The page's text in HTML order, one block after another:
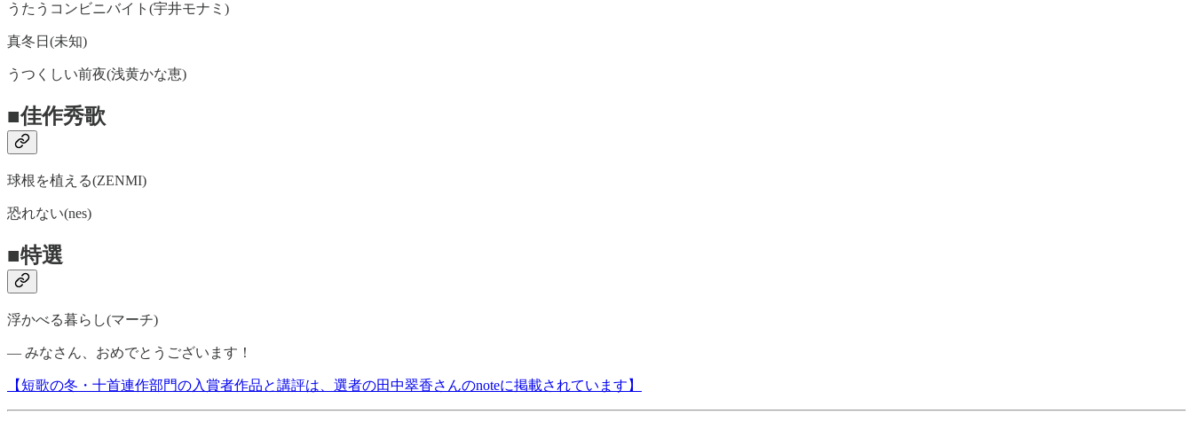
うたうコンビニバイト(宇井モナミ)
真冬日(未知)
うつくしい前夜(浅黄かな恵)
■佳作秀歌
球根を植える(ZENMI)
恐れない(nes)
■特選
浮かべる暮らし(マーチ)
― みなさん、おめでとうございます！
【短歌の冬・十首連作部門の入賞者作品と講評は、選者の田中翠香さんのnoteに掲載されています】